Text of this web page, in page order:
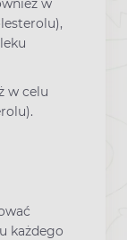
w
w celu
każdego